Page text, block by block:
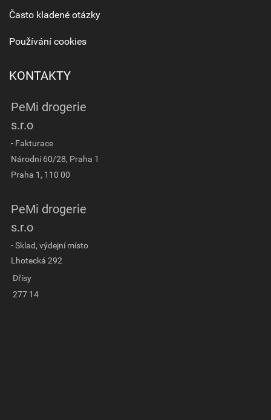
Často kladené otázky
Používání cookies
KONTAKTY
PeMi drogerie
s.r.o
- Fakturace
Národní 60/28, Praha 1
Praha 1, 110 00
PeMi drogerie
s.r.o
- Sklad, výdejní místo
Lhotecká 292
Dřísy
277 14